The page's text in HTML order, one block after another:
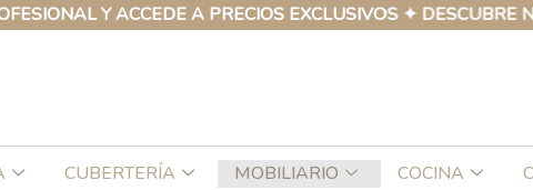
ACCEDE A PRECIOS EXCLUSIVOS ✦ DESCUBRE NUESTRA
CUBERTERÍA MOBILIARIO COCINA